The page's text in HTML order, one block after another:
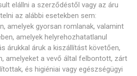
elállni a szerződéstől vagy az áru
az alábbi esetekben sem:
amelyek gyorsan romlanak, valamint
amelyek helyrehozhatatlanul
árukkal áruk a kiszállítást követően,
amelyeket a vevő által felbontott, zárt
és higiéniai vagy egészségügyi